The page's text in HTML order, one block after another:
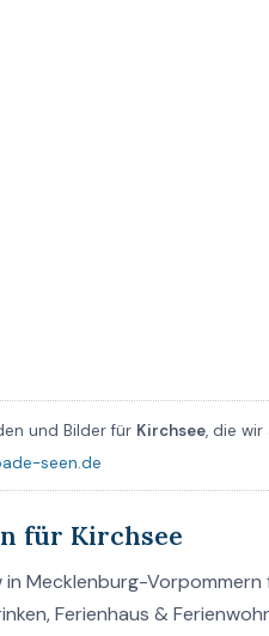
und Bilder für Kirchsee, die
seen.de
für Kirchsee
Mecklenburg-
Ferienhaus &